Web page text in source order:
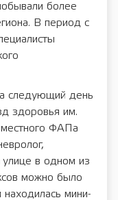
более
В период с
следующий день
здоровья им.
местного ФАПа
улице в одном из
можно было
мини-